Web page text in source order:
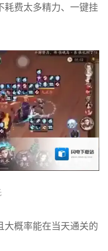
耗费太多精力、一键挂
大概率能在当天通关的